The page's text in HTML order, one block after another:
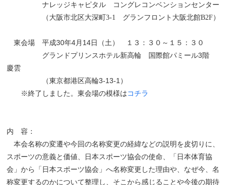
ナレッジキャピタル コングレコンベンションセンター
（大阪市北区大深町3-1 グランフロント大阪北館B2F）
東会場 平成30年4月14日（土） １３：３０～１５：３０
グランドプリンスホテル新高輪 国際館パミール3階
慶雲
（東京都港区高輪3-13-1）
※終了しました。東会場の模様は コチラ
内 容：
本会名称の変遷や今回の名称変更の経緯などの説明を皮切りに、
スポーツの意義と価値、日本スポーツ協会の使命、「日本体育協
会」から「日本スポーツ協会」へ名称変更した理由や、なぜ今、名
称変更するのかについて整理し、そこから感じることや今後の期待